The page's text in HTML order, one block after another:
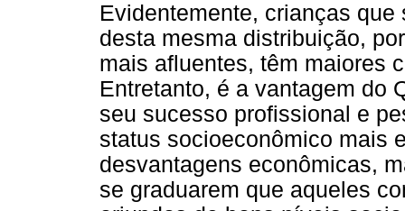
Evidentemente, crianças
desta mesma distribuição,
mais afluentes, têm maiores
Entretanto, é a vantagem do
seu sucesso profissional e
status socioeconômico mais
desvantagens econômicas,
se graduarem que aqueles